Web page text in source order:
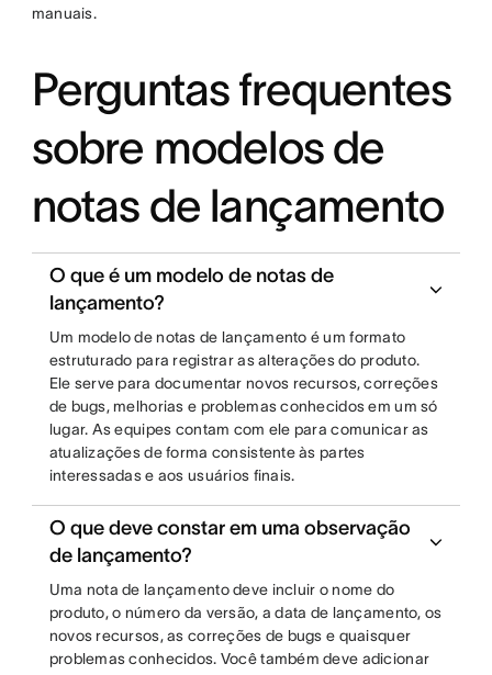
manuais.
Perguntas frequentes
sobre modelos de
notas de lançamento
O que é um modelo de notas de
lançamento?
Um modelo de notas de lançamento é um formato
estruturado para registrar as alterações do produto.
Ele serve para documentar novos recursos, correções
de bugs, melhorias e problemas conhecidos em um só
lugar. As equipes contam com ele para comunicar as
atualizações de forma consistente às partes
interessadas e aos usuários finais.
O que deve constar em uma observação
de lançamento?
Uma nota de lançamento deve incluir o nome do
produto, o número da versão, a data de lançamento, os
novos recursos, as correções de bugs e quaisquer
problemas conhecidos. Você também deve adicionar